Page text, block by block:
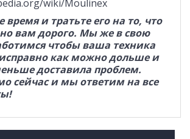
wiki/Moulinex
время и тратьте его на то, что
вам дорого. Мы же в свою
чтобы ваша техника
как можно дольше и
доставила проблем.
сейчас и мы ответим на все